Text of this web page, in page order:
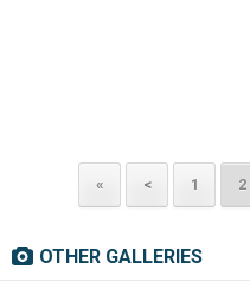
« < 1 2
OTHER GALLERIES